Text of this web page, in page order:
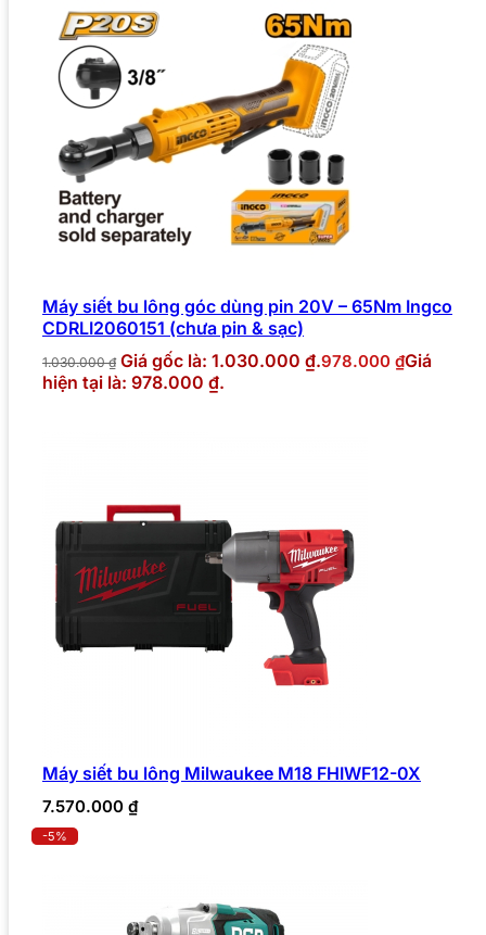
Máy siết bu lông góc dùng pin 20V – 65Nm Ingco
CDRLI2060151 (chưa pin & sạc)
1.030.000₫ Giá gốc là: 1.030.000 ₫.978.000 ₫Giá
hiện tại là: 978.000 ₫.
Máy siết bu lông Milwaukee M18 FHIWF12-0X
7.570.000 ₫
-5%